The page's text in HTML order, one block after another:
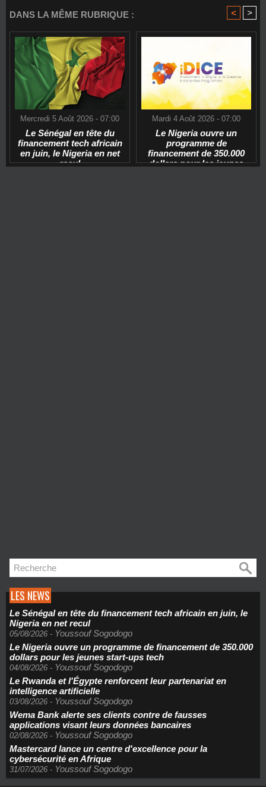
DANS LA MÊME RUBRIQUE : < >
Mercredi 5 Août 2026 - 07:00
Le Sénégal en tête du
financement tech africain
en juin, le Nigeria en net
recul
Mardi 4 Août 2026 - 07:00
Le Nigeria ouvre un
programme de
financement de 350.000
dollars pour les jeunes
LES NEWS
Le Sénégal en tête du financement tech africain en juin, le
Nigeria en net recul
05/08/2026 - Youssouf Sogodogo
Le Nigeria ouvre un programme de financement de 350.000
dollars pour les jeunes start-ups tech
04/08/2026 - Youssouf Sogodogo
Le Rwanda et l'Égypte renforcent leur partenariat en
intelligence artificielle
03/08/2026 - Youssouf Sogodogo
Wema Bank alerte ses clients contre de fausses
applications visant leurs données bancaires
02/08/2026 - Youssouf Sogodogo
Mastercard lance un centre d'excellence pour la
cybersécurité en Afrique
31/07/2026 - Youssouf Sogodogo